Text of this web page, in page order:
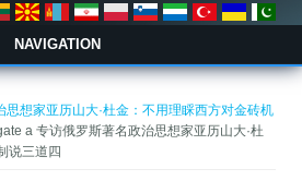
NAVIGATION
思想家亚历山大·杜金：不用理睬西方对金砖机
a 专访俄罗斯著名政治思想家亚历山大·杜
说三道四